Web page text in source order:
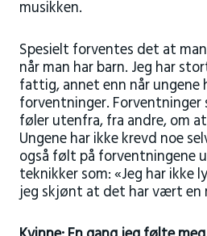
musikken.
Spesielt forventes det at
når man har barn. Jeg har
fattig, annet enn når ungene
forventninger. Forventninger
føler utenfra, fra andre, om
Ungene har ikke krevd noe
også følt på forventningene
teknikker som: «Jeg har ikke
jeg skjønt at det har vært en